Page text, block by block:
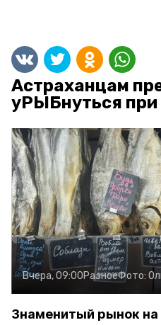
Астраханцам
уРЫБнуться
Вчера, 09:00РазноеФото:
Знаменитый рынок